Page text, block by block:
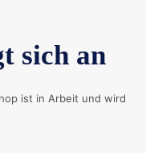
sich an
ist in Arbeit und wird